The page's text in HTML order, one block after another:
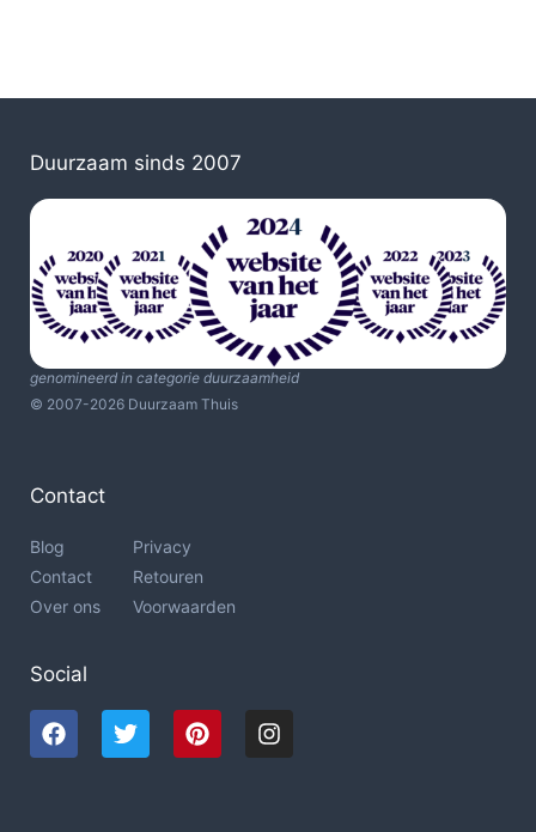
Duurzaam sinds 2007
genomineerd in categorie duurzaamheid
© 2007-2026 Duurzaam Thuis
Contact
Blog
Contact
Over ons
Privacy
Retouren
Voorwaarden
Social